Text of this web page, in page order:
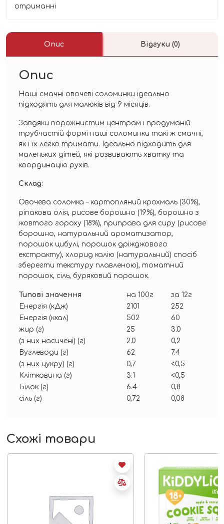
отриманні
Опис Відгуки (0)
Опис
Наші смачні овочеві соломинки ідеально
підходять для малюків від 9 місяців.
Завдяки порожнистим центрам і продуманій
трубчастій формі наші соломинки такі ж смачні,
як і їх легко тримати. Ідеально підходить для
маленьких дітей, які розвивають хватку та
координацію рухів.
Склад:
Овочева соломка – картопляний крохмаль (30%),
ріпакова олія, рисове борошно (19%), борошно з
жовтого гороху (18%), приправа для сиру (рисове
борошно, натуральний ароматизатор,
порошок цибулі, порошок дріжджового
екстракту), хлорид калію (натуральний) спосіб
зберегти текстуру плавленою), томатний
порошок, сіль, буряковий порошок.
Типові значення на 100г
за 12г
Енергія (кДж)
2101
252
Енергія (ккал)
502
60
жир (г)
25
3.0
(з них насичені) (г)
2.0
0,2
Вуглеводи (г)
62
7.4
(з них цукру) (г)
0,7
<0,5
Клітковина (г)
3.1
<0,5
Білок (г)
6.4
0,8
сіль (г)
0,72 0,08
Схожі товари